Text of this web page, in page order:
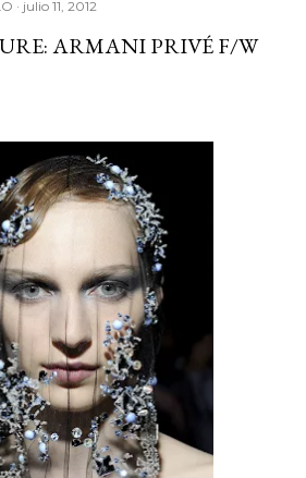
julio 11, 2012
ARMANI PRIVÉ F/W